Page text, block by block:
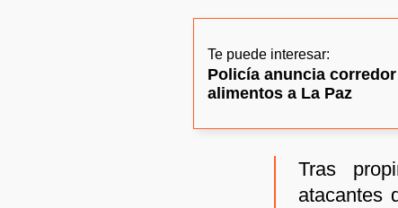
Te puede interesar:
Policía anuncia
alimentos a La Paz
Tras
atacantes